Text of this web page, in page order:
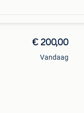
€ 200,00
Vandaag